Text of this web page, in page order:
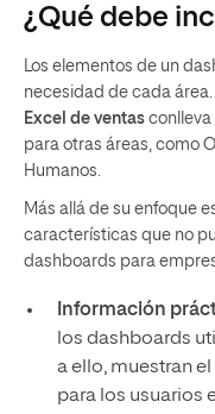
¿Qué debe
Los elementos de un
necesidad de cada área.
Excel de ventas conlleva
para otras áreas, como
Humanos.
Más allá de su enfoque
características que no
dashboards para
Información
los dashboards
a ello, muestran
para los usuarios